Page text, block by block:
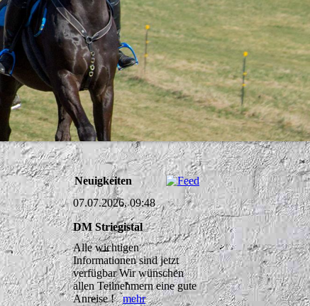
Neuigkeiten
07.07.2026, 09:48
DM Striegistal
Alle wichtigen
Informationen sind jetzt
verfügbar Wir wünschen
allen Teilnehmern eine gute
Anreise !mehr